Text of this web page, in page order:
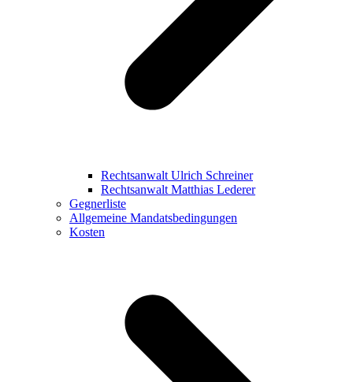
Rechtsanwalt Ulrich Schreiner
Rechtsanwalt Matthias Lederer
Gegnerliste
Allgemeine Mandatsbedingungen
Kosten